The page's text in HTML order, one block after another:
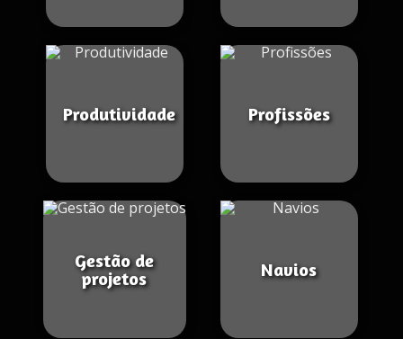
Produtividade Profissões
Gestão de
projetos
Navios